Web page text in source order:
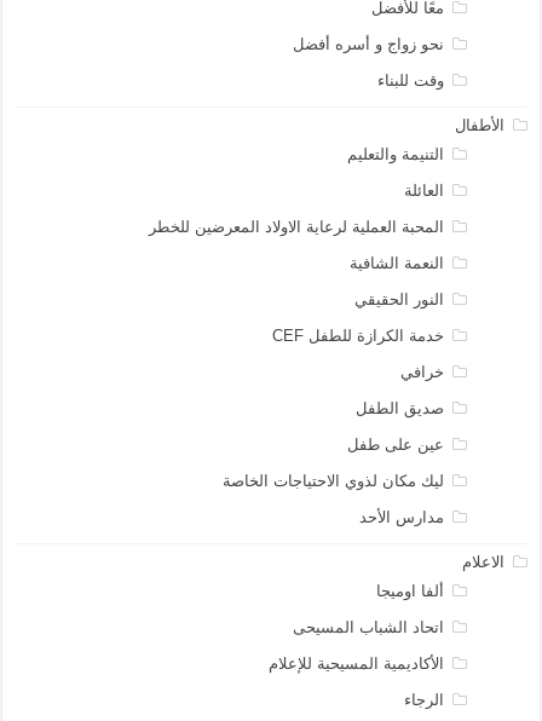
معًا للأفضل
نحو زواج و أسره أفضل
وقت للبناء
الأطفال
التنيمة والتعليم
العائلة
المحبة العملية لرعاية الاولاد المعرضين للخطر
النعمة الشافية
النور الحقيقي
خدمة الكرازة للطفل CEF
خرافي
صديق الطفل
عين على طفل
ليك مكان لذوي الاحتياجات الخاصة
مدارس الأحد
الاعلام
ألفا اوميجا
اتحاد الشباب المسيحى
الأكاديمية المسيحية للإعلام
الرجاء